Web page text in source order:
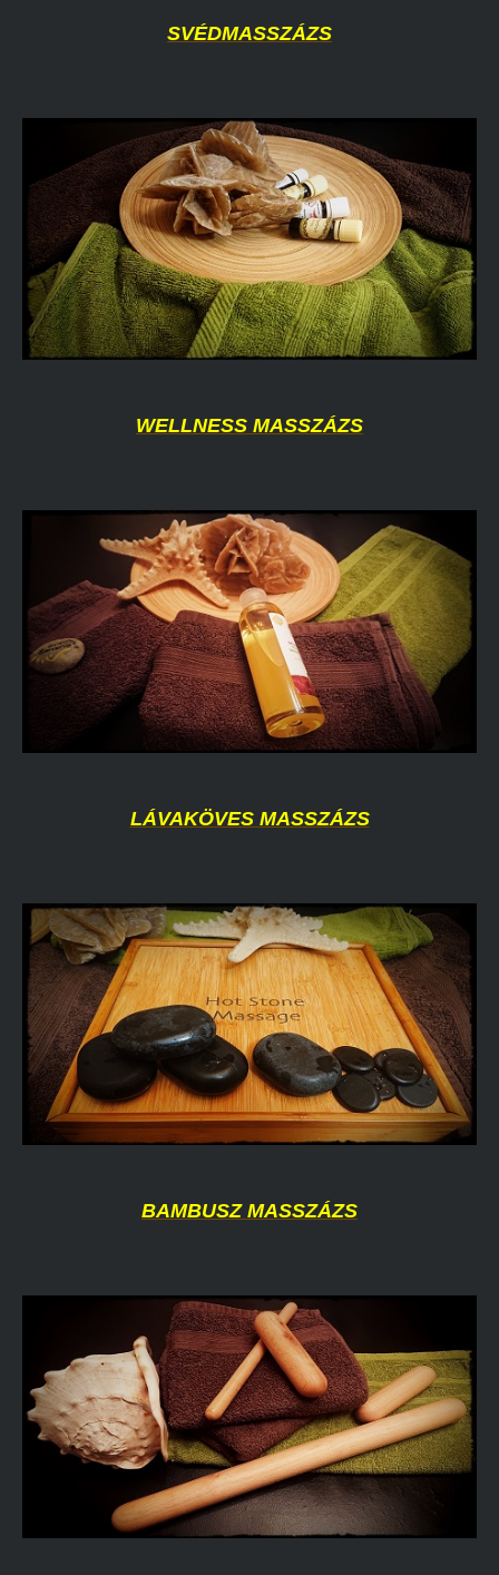
SVÉDMASSZÁZS
WELLNESS MASSZÁZS
LÁVAKÖVES MASSZÁZS
BAMBUSZ MASSZÁZS